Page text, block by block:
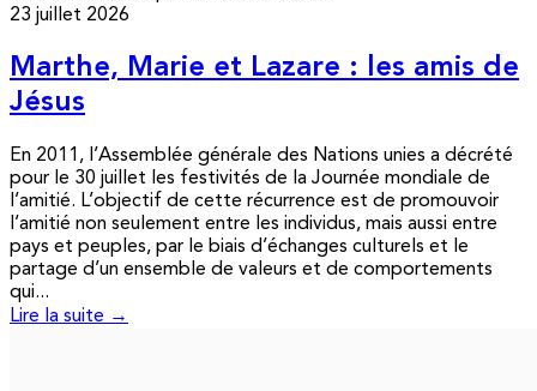
23 juillet 2026
Marthe, Marie et Lazare : les amis de
Jésus
En 2011, l’Assemblée générale des Nations unies a décrété
pour le 30 juillet les festivités de la Journée mondiale de
l’amitié. L’objectif de cette récurrence est de promouvoir
l’amitié non seulement entre les individus, mais aussi entre
pays et peuples, par le biais d’échanges culturels et le
partage d’un ensemble de valeurs et de comportements
qui...
Lire la suite →